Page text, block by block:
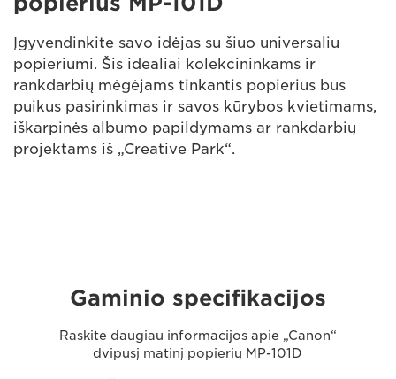
Įgyvendinkite savo idėjas su šiuo universaliu
popieriumi. Šis idealiai kolekcininkams ir
rankdarbių mėgėjams tinkantis popierius bus
puikus pasirinkimas ir savos kūrybos kvietimams,
iškarpinės albumo papildymams ar rankdarbių
projektams iš „Creative Park“.
Gaminio specifikacijos
Raskite daugiau informacijos apie „Canon“
dvipusį matinį popierių MP-101D